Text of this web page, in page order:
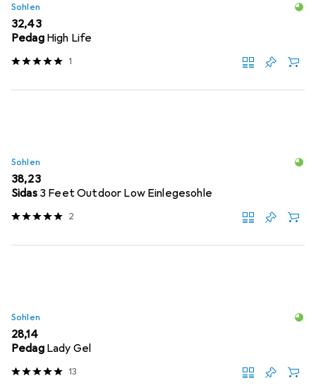
Sohlen
EUR
32,43
Pedag High Life
1
Sohlen
EUR
38,23
Sidas 3 Feet Outdoor Low Einlegesohle
2
Sohlen
EUR
28,14
Pedag Lady Gel
13